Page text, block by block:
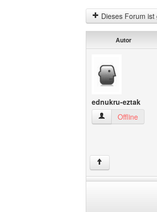
Dieses Forum ist
Autor
ednukru-eztak
ednukru-eztak
Offline
↑